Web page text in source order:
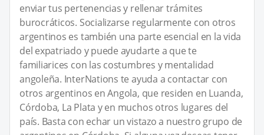
enviar tus pertenencias y rellenar trámites
burocráticos. Socializarse regularmente con otros
argentinos es también una parte esencial en la vida
del expatriado y puede ayudarte a que te
familiarices con las costumbres y mentalidad
angoleña. InterNations te ayuda a contactar con
otros argentinos en Angola, que residen en Luanda,
Córdoba, La Plata y en muchos otros lugares del
país. Basta con echar un vistazo a nuestro grupo de